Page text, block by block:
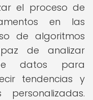
el proceso de
en las
de algoritmos
de analizar
datos para
tendencias y
personalizadas.